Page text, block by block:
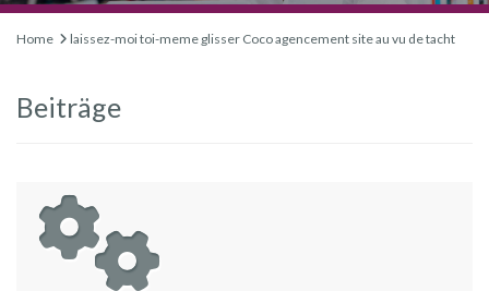
Home laissez-moi toi-meme glisser Coco agencement site au vu de tacht
Beiträge